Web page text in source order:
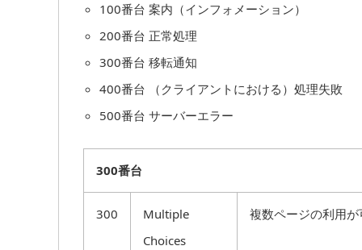
100番台 案内（インフォメーション）
200番台 正常処理
300番台 移転通知
400番台 （クライアントにおける）処理失敗
500番台 サーバーエラー
300番台
300
Multiple
Choices
複数ページの利用